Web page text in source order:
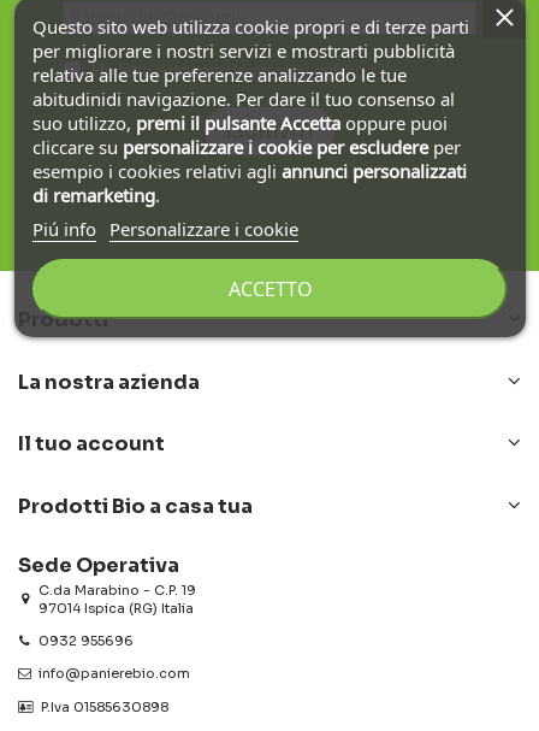
Ho letto e accetto laprivacy policy .
ISCRIVITI
Prodotti
La nostra azienda
Il tuo account
Prodotti Bio a casa tua
Sede Operativa
C.da Marabino - C.P. 19
97014 Ispica (RG) Italia
0932 955696
info@panierebio.com
‎‎‎‎‎ P.Iva 01585630898
Questo sito web utilizza cookie propri e di terze parti
per migliorare i nostri servizi e mostrarti pubblicità
relativa alle tue preferenze analizzando le tue
abitudinidi navigazione. Per dare il tuo consenso al
suo utilizzo, premi il pulsante Accettaoppure puoi
cliccare su personalizzare i cookie per escludereper
esempio i cookies relativi agli annunci personalizzati
di remarketing.
Piú info
Personalizzare i cookie
ACCETTO